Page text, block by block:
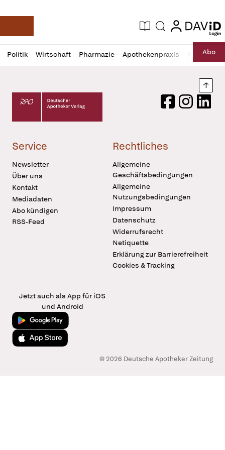
Deutsche Apotheker Zeitung
Aktuelle Ausgabe
Suche login
login
Politik Wirtschaft Pharmazie Apothekenpraxis RechtAbo
Profil
öffnen
Daz
Pur
Deutscher Apotheker Verlag Logo
FacebookInstagram
Service
Newsletter
Über uns
Kontakt
Mediadaten
Abo kündigen
RSS-Feed
Rechtliches
Allgemeine
Geschäftsbedingungen
Allgemeine
Nutzungsbedingungen
Impressum
Datenschutz
Widerrufsrecht
Netiquette
Erklärung zur Barrierefreiheit
Cookies & Tracking
Jetzt auch als App für iOS
und Android
Jetzt bei Google Play
Laden im App Store
© 2026 Deutsche Apotheker Zeitung